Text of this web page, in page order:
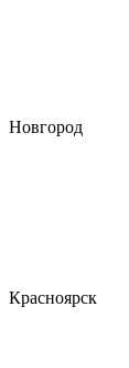
Новгород
Красноярск